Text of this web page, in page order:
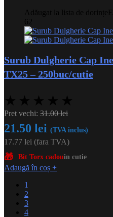
Adăugat la lista de dorințe
62
Surub Dulgherie Cap
TX25 – 250buc/cutie
★ ★ ★ ★ ★
Pret vechi: 31.00lei
21.50 lei (TVA inclus)
17.77 lei (fara TVA)
🎁 Bit Torx cadouin cutie
Adaugă în coș +
1
2
3
4